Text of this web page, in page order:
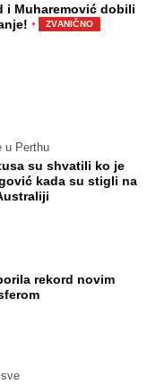
i Muharemović dobili
· ZVANIČNO
u Perthu
su shvatili ko je
kada su stigli na
rekord novim